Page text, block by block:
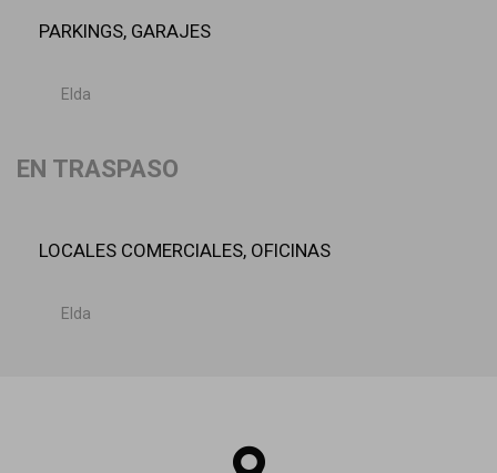
PARKINGS, GARAJES
Elda
EN TRASPASO
LOCALES COMERCIALES, OFICINAS
Elda